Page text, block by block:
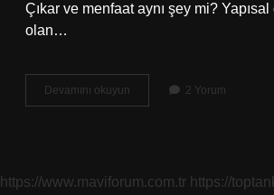
Çıkar ve menfaat aynı şey mi?
olan…
Devamını okuyun
Anlam
2 Yorum
https://www.maviforum.com.tr https://